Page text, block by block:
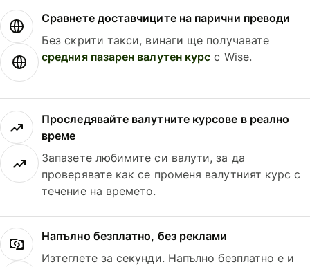
Сравнете доставчиците на парични преводи
Без скрити такси, винаги ще получавате
средния пазарен валутен курс с Wise.
Проследявайте валутните курсове в реално
време
Запазете любимите си валути, за да
проверявате как се променя валутният курс с
течение на времето.
Напълно безплатно, без реклами
Изтеглете за секунди. Напълно безплатно е и